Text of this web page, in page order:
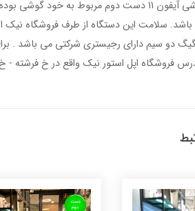
می باشد. سلامت این دستگاه از طرف
11 سفید 128 گیگ دو سیم دارای رجیستری
فروشگاه اپل استور نیک واقع در خ فرشته - خ